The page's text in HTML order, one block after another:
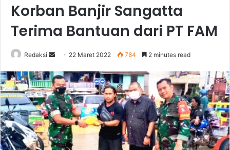
Korban Banjir Sangatta
Terima Bantuan dari PT FAM
Redaksi
Send
email
22 Maret 2022 784 2 minutes read